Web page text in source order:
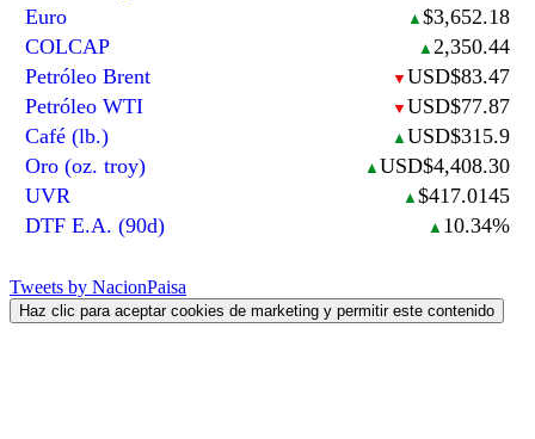
Euro
▲ $3,652.18
COLCAP
▲ 2,350.44
Petróleo Brent
▼ USD$83.47
Petróleo WTI
▼ USD$77.87
Café (lb.)
▲ USD$315.9
Oro (oz. troy)
▲ USD$4,408.30
UVR
▲ $417.0145
DTF E.A. (90d)
▲ 10.34%
Tweets by NacionPaisa
Haz clic para aceptar cookies de marketing y permitir este contenido